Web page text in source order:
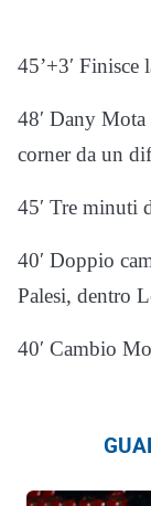
45’+3′
48′ Dany Mota
corner da un
45′ Tre minuti
40′ Doppio
Palesi, dentro
40′ Cambio